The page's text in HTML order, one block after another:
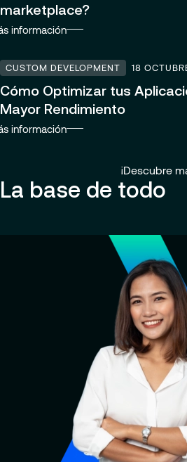
marketplace?
información
CUSTOM DEVELOPMENT 18
Cómo Optimizar tus
Mayor Rendimiento
información
¡Descubre
La base de todo